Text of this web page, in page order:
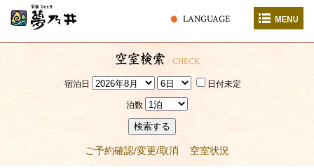
LANGUAGE
空室検索 CHECK
宿泊日 日付未定
泊数
検索する
ご予約確認/変更/取消 空室状況